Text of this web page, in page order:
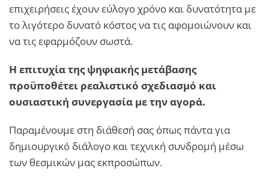
επιχειρήσεις έχουν εύλογο χρόνο και δυνατότητα με
το λιγότερο δυνατό κόστος να τις αφομοιώνουν και
να τις εφαρμόζουν σωστά.
Η επιτυχία της ψηφιακής μετάβασης
προϋποθέτει ρεαλιστικό σχεδιασμό και
ουσιαστική συνεργασία με την αγορά.
Παραμένουμε στη διάθεσή σας όπως πάντα για
δημιουργικό διάλογο και τεχνική συνδρομή μέσω
των θεσμικών μας εκπροσώπων.